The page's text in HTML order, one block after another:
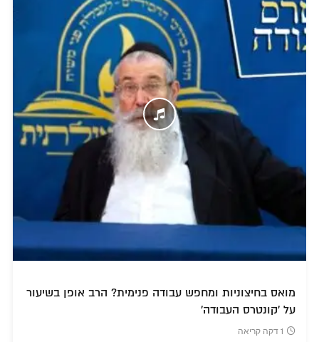
מואס בחיצוניות ומחפש עבודה פנימית? הרב אופן בשיעור
על 'קונטרס העבודה'
1 דקה קריאה